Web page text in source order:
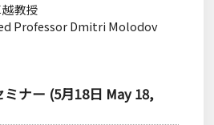
教授
Professor Dmitri Molodov
ミナー (5月18日 May 18,